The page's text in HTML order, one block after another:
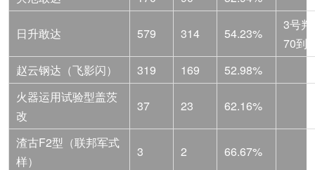
日升敢达 579 314 54.23%
3号
70到
赵云钢达（飞影闪）
319 169
52.98%
火器运用试验型盖茨
改
37 23 62.16%
渣古F2型（联邦军式
样）
3 2 66.67%